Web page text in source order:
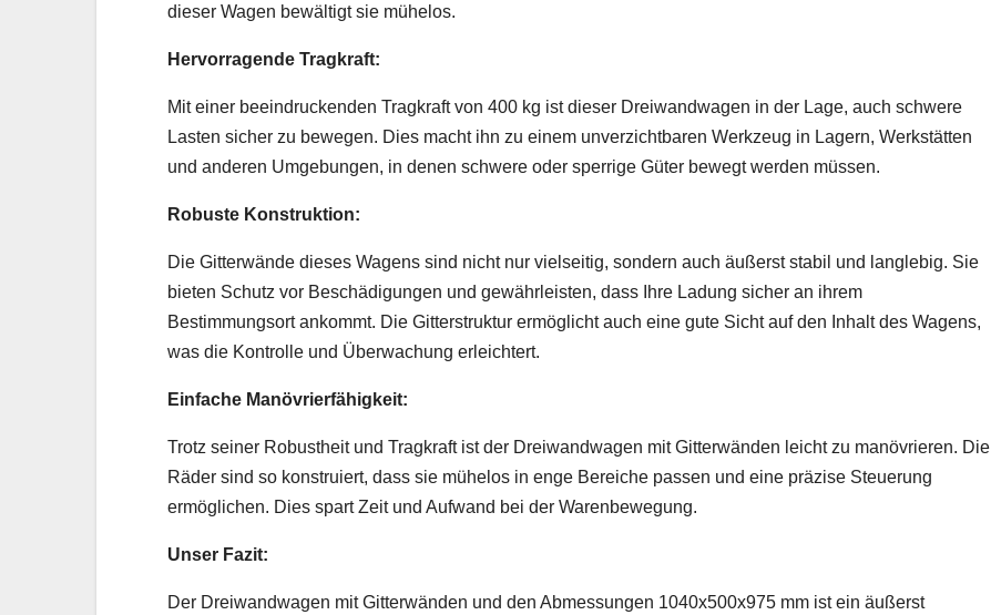
dieser Wagen bewältigt sie mühelos.
Hervorragende Tragkraft:
Mit einer beeindruckenden Tragkraft von 400 kg ist dieser Dreiwandwagen in der Lage, auch schwere
Lasten sicher zu bewegen. Dies macht ihn zu einem unverzichtbaren Werkzeug in Lagern, Werkstätten
und anderen Umgebungen, in denen schwere oder sperrige Güter bewegt werden müssen.
Robuste Konstruktion:
Die Gitterwände dieses Wagens sind nicht nur vielseitig, sondern auch äußerst stabil und langlebig. Sie
bieten Schutz vor Beschädigungen und gewährleisten, dass Ihre Ladung sicher an ihrem
Bestimmungsort ankommt. Die Gitterstruktur ermöglicht auch eine gute Sicht auf den Inhalt des Wagens,
was die Kontrolle und Überwachung erleichtert.
Einfache Manövrierfähigkeit:
Trotz seiner Robustheit und Tragkraft ist der Dreiwandwagen mit Gitterwänden leicht zu manövrieren. Die
Räder sind so konstruiert, dass sie mühelos in enge Bereiche passen und eine präzise Steuerung
ermöglichen. Dies spart Zeit und Aufwand bei der Warenbewegung.
Unser Fazit:
Der Dreiwandwagen mit Gitterwänden und den Abmessungen 1040x500x975 mm ist ein äußerst